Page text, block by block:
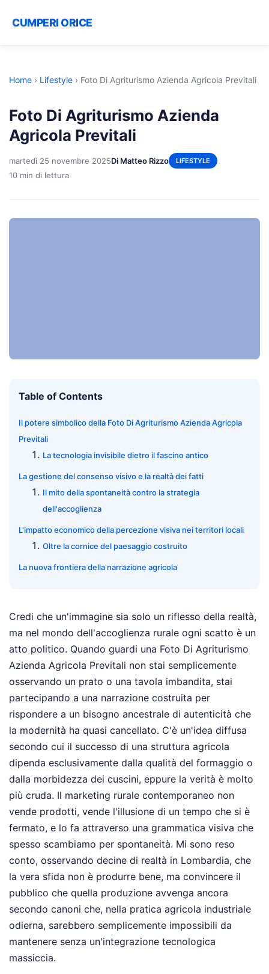
CUMPERI ORICE
Home › Lifestyle › Foto Di Agriturismo Azienda Agricola Previtali
Foto Di Agriturismo Azienda
Agricola Previtali
martedì 25 novembre 2025Di Matteo Rizzo LIFESTYLE
10 min di lettura
Table of Contents
Il potere simbolico della Foto Di Agriturismo Azienda Agricola
Previtali
La tecnologia invisibile dietro il fascino antico
La gestione del consenso visivo e la realtà dei fatti
Il mito della spontaneità contro la strategia
dell'accoglienza
L'impatto economico della percezione visiva nei territori locali
Oltre la cornice del paesaggio costruito
La nuova frontiera della narrazione agricola
Credi che un'immagine sia solo un riflesso della realtà,
ma nel mondo dell'accoglienza rurale ogni scatto è un
atto politico. Quando guardi una Foto Di Agriturismo
Azienda Agricola Previtali non stai semplicemente
osservando un prato o una tavola imbandita, stai
partecipando a una narrazione costruita per
rispondere a un bisogno ancestrale di autenticità che
la modernità ha quasi cancellato. C'è un'idea diffusa
secondo cui il successo di una struttura agricola
dipenda esclusivamente dalla qualità del formaggio o
dalla morbidezza dei cuscini, eppure la verità è molto
più cruda. Il marketing rurale contemporaneo non
vende prodotti, vende l'illusione di un tempo che si è
fermato, e lo fa attraverso una grammatica visiva che
spesso scambiamo per spontaneità. Mi sono reso
conto, osservando decine di realtà in Lombardia, che
la vera sfida non è produrre bene, ma convincere il
pubblico che quella produzione avvenga ancora
secondo canoni che, nella pratica agricola industriale
odierna, sarebbero semplicemente impossibili da
mantenere senza un'integrazione tecnologica
massiccia.